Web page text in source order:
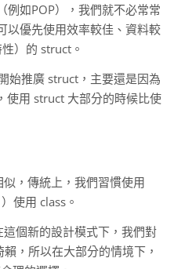
例如POP），我們就不必常常
以優先使用效率較佳、資料較
）的 struct。
始推廣 struct，主要還是因為
使用 struct 大部分的時候比使
，傳統上，我們習慣使用
使用 class。
個新的設計模式下，我們對
，所以在大部分的情境下，